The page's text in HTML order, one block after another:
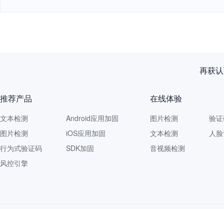
再获
推荐产品
文本检测
图片检测
行为式验证码
风控引擎
Android应用加固
iOS应用加固
SDK加固
在线体验
图片检测
文本检测
音视频检测
验
人